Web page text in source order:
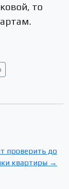
то
проверить до
квартиры →